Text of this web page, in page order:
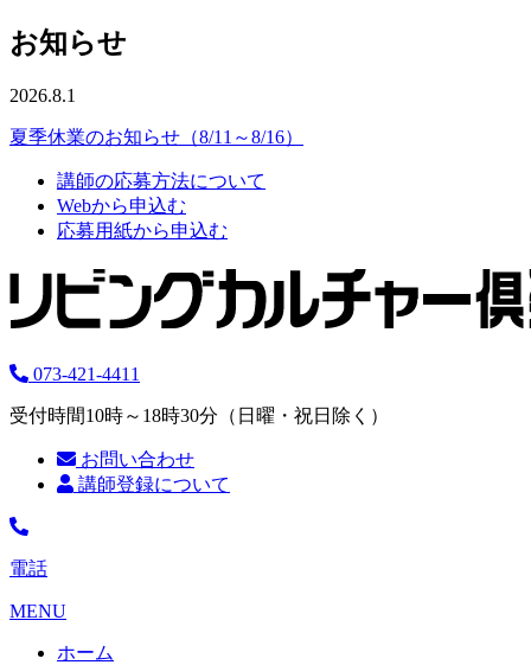
お知らせ
2026.8.1
夏季休業のお知らせ（8/11～8/16）
講師の応募方法について
Webから申込む
応募用紙から申込む
073-421-4411
受付時間10時～18時30分（日曜・祝日除く）
お問い合わせ
講師登録について
電話
MENU
ホーム